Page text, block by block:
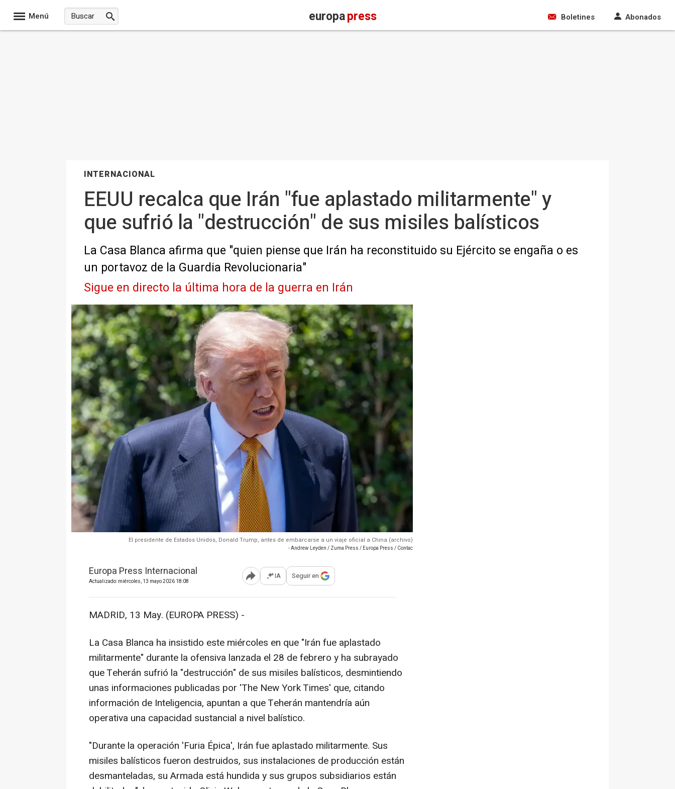
Menú europapress Boletines Abonados
INTERNACIONAL
EEUU recalca que Irán "fue aplastado militarmente" y
que sufrió la "destrucción" de sus misiles balísticos
La Casa Blanca afirma que "quien piense que Irán ha reconstituido su Ejército se engaña o es
un portavoz de la Guardia Revolucionaria"
Sigue en directo la última hora de la guerra en Irán
El presidente de Estados Unidos, Donald Trump, antes de embarcarse a un viaje oficial a China (archivo)
- Andrew Leyden / Zuma Press / Europa Press / Contac
Europa Press Internacional
Actualizado: miércoles, 13 mayo 2026 18:08 Abrir opciones para compartir
IA Seguir en
MADRID, 13 May. (EUROPA PRESS) -
La Casa Blanca ha insistido este miércoles en que "Irán fue aplastado
militarmente" durante la ofensiva lanzada el 28 de febrero y ha subrayado
que Teherán sufrió la "destrucción" de sus misiles balísticos, desmintiendo
unas informaciones publicadas por 'The New York Times' que, citando
información de Inteligencia, apuntan a que Teherán mantendría aún
operativa una capacidad sustancial a nivel balístico.
"Durante la operación 'Furia Épica', Irán fue aplastado militarmente. Sus
misiles balísticos fueron destruidos, sus instalaciones de producción están
desmanteladas, su Armada está hundida y sus grupos subsidiarios están